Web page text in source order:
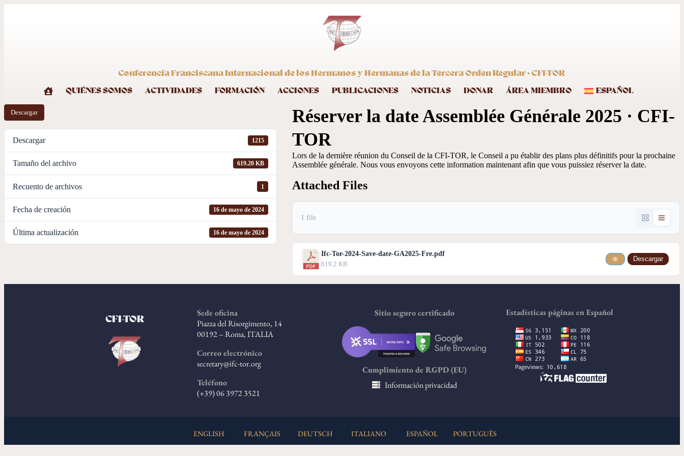
Conferencia Franciscana Internacional de los Hermanos y Hermanas de la Tercera Orden Regular · CFI-TOR
QUIÉNES SOMOS ACTIVIDADES FORMACIÓN ACCIONES PUBLICACIONES NOTICIAS DONAR ÁREA MIEMBRO ESPAÑOL
Descargar
Descargar 1215
Tamaño del archivo 619.20 KB
Recuento de archivos 1
Fecha de creación 16 de mayo de 2024
Última actualización 16 de mayo de 2024
Réserver la date Assemblée Générale 2025 · CFI-
TOR
Lors de la dernière réunion du Conseil de la CFI-TOR, le Conseil a pu établir des plans plus définitifs pour la prochaine
Assemblée générale. Nous vous envoyons cette information maintenant afin que vous puissiez réserver la date.
Attached Files
1 file
Ifc-Tor-2024-Save-date-GA2025-Fre.pdf
619.2 KB
Descargar
CFI-TOR
Sede oficina
Piazza del Risorgimento, 14
00192 – Roma, ITALIA
Correo electrónico
secretary@ifc-tor.org
Teléfono
(+39) 06 3972 3521
Sitio seguro certificado
Cumplimiento de RGPD (EU)
Información privacidad
Estadísticas páginas en Español
ENGLISH FRANÇAIS DEUTSCH ITALIANO ESPAÑOL PORTUGUÊS